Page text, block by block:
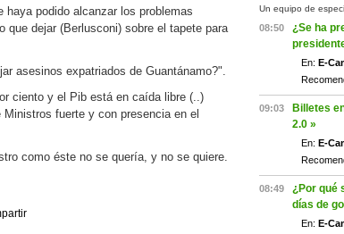
haya podido alcanzar los problemas
que dejar (Berlusconi) sobre el tapete para
asesinos expatriados de Guantánamo?".
ciento y el Pib está en caída libre (..)
fuerte y con presencia en el
como éste no se quería, y no se quiere.
Un equipo de
08:50
¿Se ha
En: E-
09:03
Billetes
2.0 »
En: E-
08:49
¿Por qué
días de
En: E-